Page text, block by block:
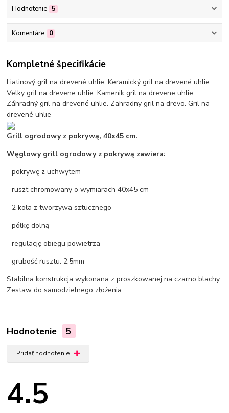
Hodnotenie 5
Komentáre 0
Kompletné špecifikácie
Liatinový gril na drevené uhlie. Keramický gril na drevené uhlie.
Velky gril na drevene uhlie. Kamenik gril na drevene uhlie.
Záhradný gril na drevené uhlie. Zahradny gril na drevo. Gril na
drevené uhlie
Grill ogrodowy z pokrywą, 40x45 cm.
Węglowy grill ogrodowy z pokrywą zawiera:
- pokrywę z uchwytem
- ruszt chromowany o wymiarach 40x45 cm
- 2 koła z tworzywa sztucznego
- półkę dolną
- regulację obiegu powietrza
- grubość rusztu: 2,5mm
Stabilna konstrukcja wykonana z proszkowanej na czarno blachy.
Zestaw do samodzielnego złożenia.
Hodnotenie 5
Pridať hodnotenie
4.5